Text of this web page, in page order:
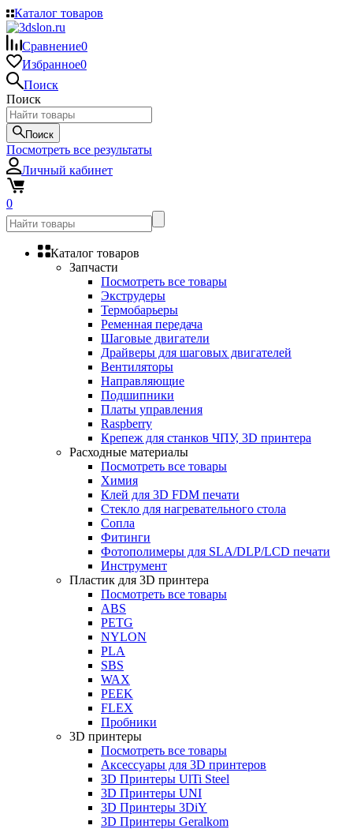
Каталог товаров
Сравнение0
Избранное0
Поиск
Поиск
Поиск
Посмотреть все результаты
Личный кабинет
0
Каталог товаров
Запчасти
Посмотреть все товары
Экструдеры
Термобарьеры
Ременная передача
Шаговые двигатели
Драйверы для шаговых двигателей
Вентиляторы
Направляющие
Подшипники
Платы управления
Raspberry
Крепеж для станков ЧПУ, 3D принтера
Расходные материалы
Посмотреть все товары
Химия
Клей для 3D FDM печати
Стекло для нагревательного стола
Сопла
Фитинги
Фотополимеры для SLA/DLP/LCD печати
Инструмент
Пластик для 3D принтера
Посмотреть все товары
ABS
PETG
NYLON
PLA
SBS
WAX
PEEK
FLEX
Пробники
3D принтеры
Посмотреть все товары
Аксессуары для 3D принтеров
3D Принтеры UlTi Steel
3D Принтеры UNI
3D Принтеры 3DiY
3D Принтеры Geralkom